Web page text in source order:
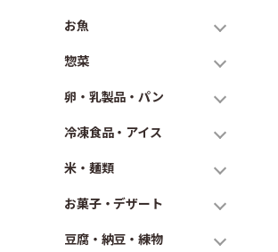
お魚
惣菜
卵・乳製品・パン
冷凍食品・アイス
米・麺類
お菓子・デザート
豆腐・納豆・練物